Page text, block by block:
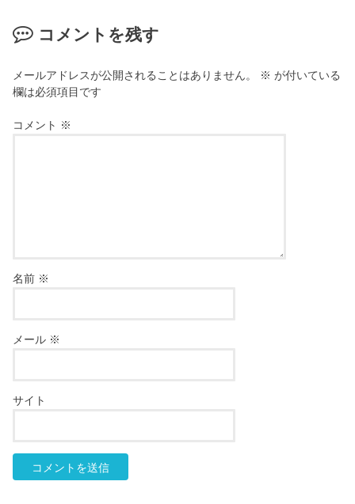
コメントを残す
メールアドレスが公開されることはありません。 ※ が付いている
欄は必須項目です
コメント ※
名前 ※
メール ※
サイト